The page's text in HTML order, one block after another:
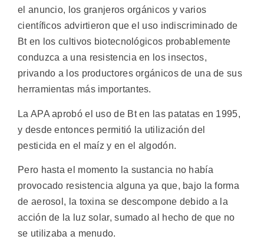
el anuncio, los granjeros orgánicos y varios
científicos advirtieron que el uso indiscriminado de
Bt en los cultivos biotecnológicos probablemente
conduzca a una resistencia en los insectos,
privando a los productores orgánicos de una de sus
herramientas más importantes.
La APA aprobó el uso de Bt en las patatas en 1995,
y desde entonces permitió la utilización del
pesticida en el maíz y en el algodón.
Pero hasta el momento la sustancia no había
provocado resistencia alguna ya que, bajo la forma
de aerosol, la toxina se descompone debido a la
acción de la luz solar, sumado al hecho de que no
se utilizaba a menudo.